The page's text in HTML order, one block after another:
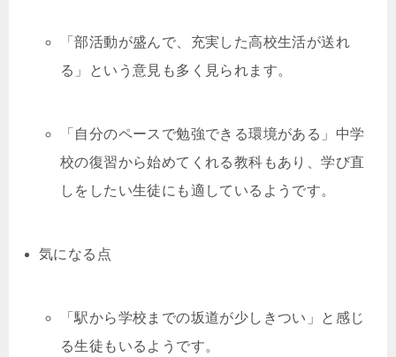
「部活動が盛んで、充実した高校生活が送れ
る」という意見も多く見られます。
「自分のペースで勉強できる環境がある」中学
校の復習から始めてくれる教科もあり、学び直
しをしたい生徒にも適しているようです。
気になる点
「駅から学校までの坂道が少しきつい」と感じ
る生徒もいるようです。